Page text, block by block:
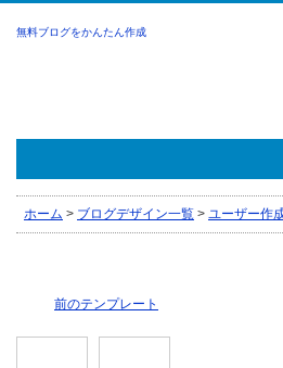
無料ブログをかんたん作成
ホーム > ブログデザイン一覧 > ユーザー作
前のテンプレート